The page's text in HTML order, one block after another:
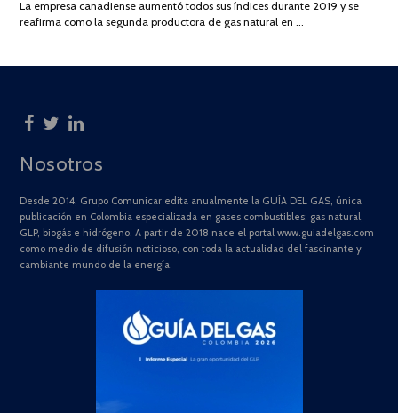
2025
La empresa canadiense aumentó todos sus índices durante 2019 y se
reafirma como la segunda productora de gas natural en …
Nosotros
Desde 2014, Grupo Comunicar edita anualmente la GUÍA DEL GAS, única
publicación en Colombia especializada en gases combustibles: gas natural,
GLP, biogás e hidrógeno. A partir de 2018 nace el portal www.guiadelgas.com
como medio de difusión noticioso, con toda la actualidad del fascinante y
cambiante mundo de la energía.